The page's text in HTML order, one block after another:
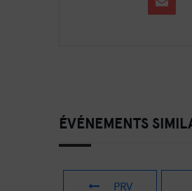
ÉVÉNEMENTS
PRV